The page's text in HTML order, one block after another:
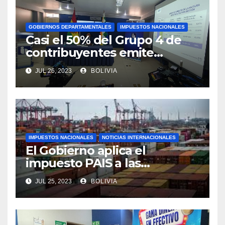
GOBIERNOS DEPARTAMENTALES IMPUESTOS NACIONALES
Casi el 50% del Grupo 4 de
contribuyentes emite
facturas en línea antes del
plazo fijado
JUL 26, 2023 BOLIVIA
IMPUESTOS NACIONALES NOTICIAS INTERNACIONALES
El Gobierno aplica el
impuesto PAIS a las
importaciones de algunos
bienes y servicios
JUL 25, 2023 BOLIVIA